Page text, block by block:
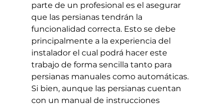
parte de un profesional es el asegurar
que las persianas tendrán la
funcionalidad correcta. Esto se debe
principalmente a la experiencia del
instalador el cual podrá hacer este
trabajo de forma sencilla tanto para
persianas manuales como automáticas.
Si bien, aunque las persianas cuentan
con un manual de instrucciones